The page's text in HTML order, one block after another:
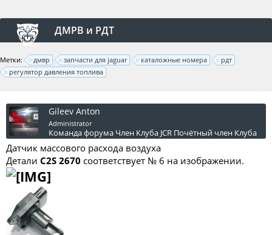
ДМРВ и РДТ
Метки: дмвр запчасти для jaguar каталожные номера
рдт
регулятор давления топлива
Gileev Anton
Administrator
Команда форума Член Клуба JCR Почётный член Клуба
Датчик массового расхода воздуха
Детали C2S 2670 соответствует № 6 на изображении.